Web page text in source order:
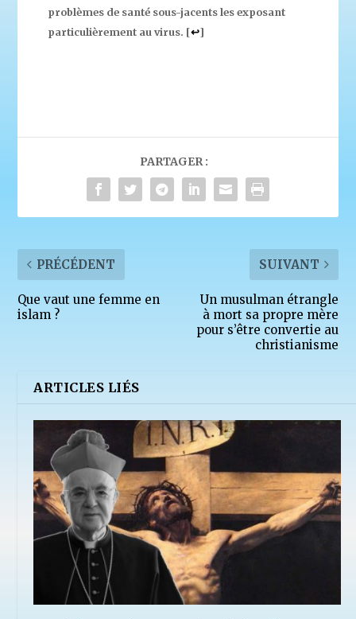
problèmes de santé sous-jacents les exposant
particulièrement au virus. [↩]
PARTAGER :
PRÉCÉDENT
Que vaut une femme en
islam ?
SUIVANT
Un musulman étrangle
à mort sa propre mère
pour s’être convertie au
christianisme
ARTICLES LIÉS